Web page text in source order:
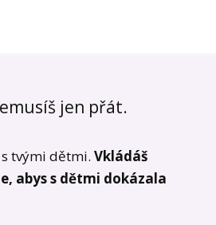
jen přát.
s tvými dětmi.Vkládáš
, abys s dětmi dokázala